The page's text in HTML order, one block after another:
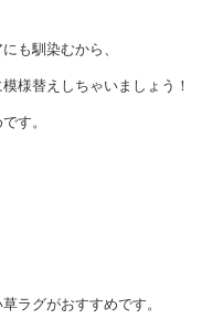
も馴染むから、
様替えしちゃいましょう！
す。
ラグがおすすめです。